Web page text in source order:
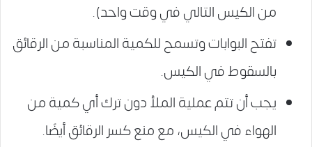
من الكيس التالي في وقت واحد).
تفتح البوابات وتسمح للكمية المناسبة من الرقائق
بالسقوط في الكيس.
يجب أن تتم عملية الملأ دون ترك أي كمية من
الهواء في الكيس، مع منع كسر الرقائق أيضًا.